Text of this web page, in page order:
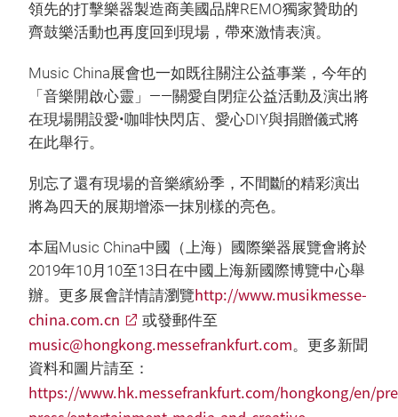
領先的打擊樂器製造商美國品牌REMO獨家贊助的
齊鼓樂活動也再度回到現場，帶來激情表演。
Music China展會也一如既往關注公益事業，今年的
「音樂開啟心靈」——關愛自閉症公益活動及演出將
在現場開設愛•咖啡快閃店、愛心DIY與捐贈儀式將
在此舉行。
別忘了還有現場的音樂繽紛季，不間斷的精彩演出
將為四天的展期增添一抹別樣的亮色。
本屆Music China中國（上海）國際樂器展覽會將於
2​​019年10月10至13日在中國上海新國際博覽中心舉
辦。更多展會詳情請瀏覽http://www.musikmesse-
china.com.cn
或發郵件至
music@hongkong.messefrankfurt.com。更多新聞
資料和圖片請至：
https://www.hk.messefrankfurt.com/hongkong/en/